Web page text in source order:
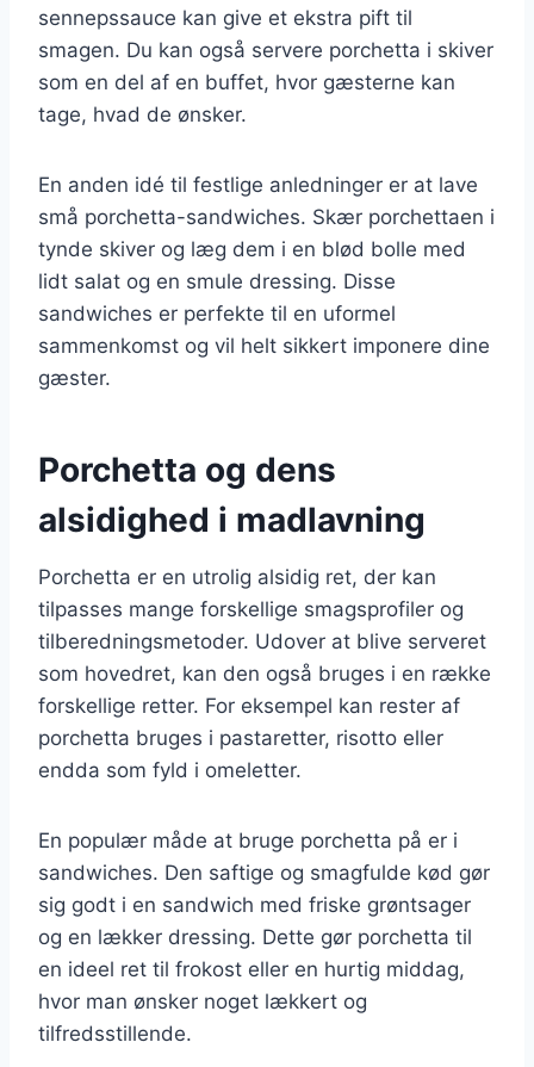
sennepssauce kan give et ekstra pift til
smagen. Du kan også servere porchetta i skiver
som en del af en buffet, hvor gæsterne kan
tage, hvad de ønsker.
En anden idé til festlige anledninger er at lave
små porchetta-sandwiches. Skær porchettaen i
tynde skiver og læg dem i en blød bolle med
lidt salat og en smule dressing. Disse
sandwiches er perfekte til en uformel
sammenkomst og vil helt sikkert imponere dine
gæster.
Porchetta og dens
alsidighed i madlavning
Porchetta er en utrolig alsidig ret, der kan
tilpasses mange forskellige smagsprofiler og
tilberedningsmetoder. Udover at blive serveret
som hovedret, kan den også bruges i en række
forskellige retter. For eksempel kan rester af
porchetta bruges i pastaretter, risotto eller
endda som fyld i omeletter.
En populær måde at bruge porchetta på er i
sandwiches. Den saftige og smagfulde kød gør
sig godt i en sandwich med friske grøntsager
og en lækker dressing. Dette gør porchetta til
en ideel ret til frokost eller en hurtig middag,
hvor man ønsker noget lækkert og
tilfredsstillende.